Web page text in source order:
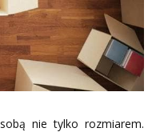
nie tylko rozmiarem.